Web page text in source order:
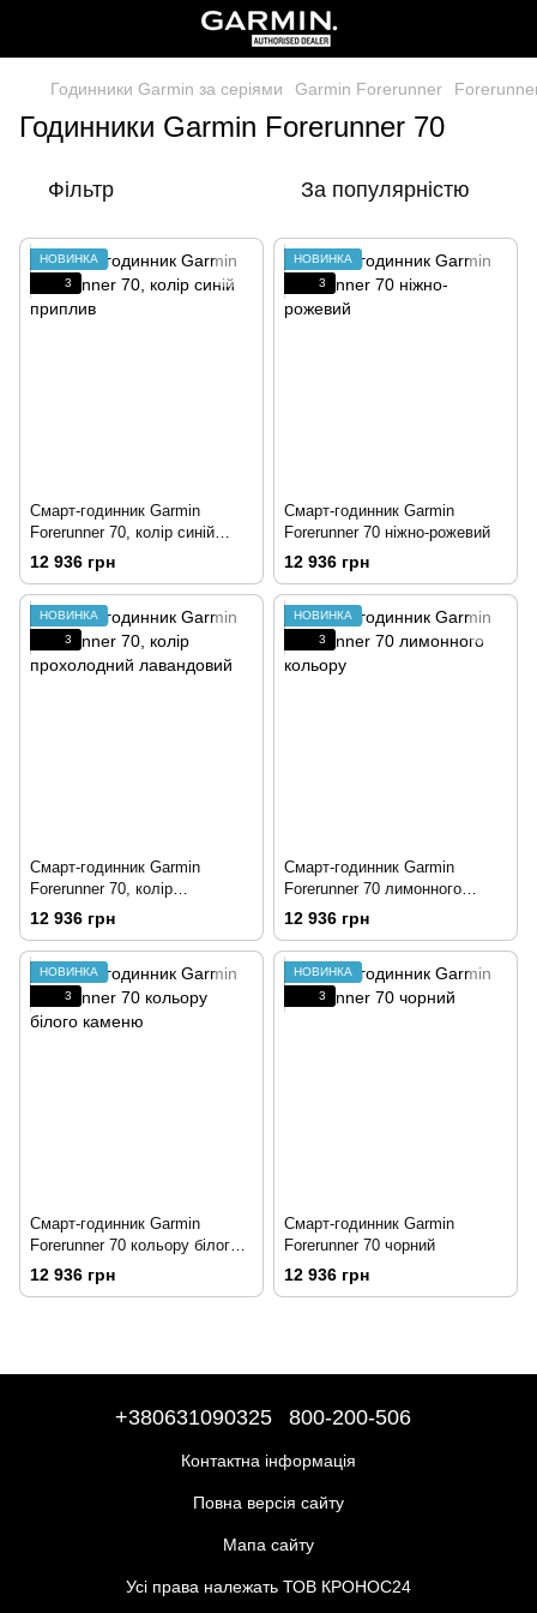
Годинники Garmin за серіями Garmin Forerunner
Годинники Garmin Forerunner 70
Фільтр За популярністю
НОВИНКА
3
Смарт-годинник Garmin
Forerunner 70, колір синій
приплив
12 936 грн
НОВИНКА
3
Смарт-годинник Garmin
Forerunner 70 ніжно-рожевий
12 936 грн
НОВИНКА
3
Смарт-годинник Garmin
Forerunner 70, колір
прохолодний лавандовий
12 936 грн
НОВИНКА
3
Смарт-годинник Garmin
Forerunner 70 лимонного
кольору
12 936 грн
НОВИНКА
3
Смарт-годинник Garmin
Forerunner 70 кольору білого
каменю
12 936 грн
НОВИНКА
3
Смарт-годинник Garmin
Forerunner 70 чорний
12 936 грн
+380631090325 800-200-506
Контактна інформація
Повна версія сайту
Мапа сайту
Усі права належать ТОВ КРОНОС24